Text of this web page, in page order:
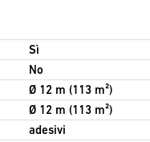
Sì
No
Ø 12 m (113 m²)
Ø 12 m (113 m²)
adesivi